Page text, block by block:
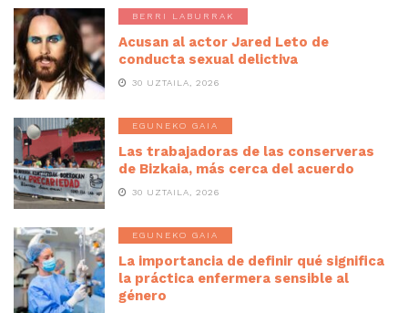
BERRI LABURRAK
Acusan al actor Jared Leto de
conducta sexual delictiva
30 UZTAILA, 2026
EGUNEKO GAIA
Las trabajadoras de las conserveras
de Bizkaia, más cerca del acuerdo
30 UZTAILA, 2026
EGUNEKO GAIA
La importancia de definir qué significa
la práctica enfermera sensible al
género